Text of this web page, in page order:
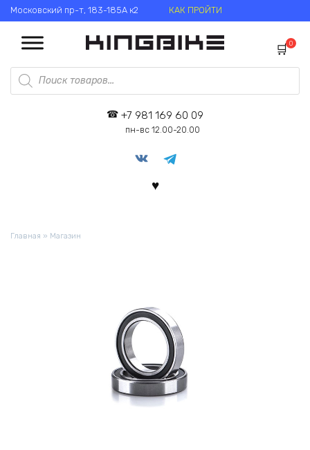
Перейти
к
содержанию
Московский пр-т, 183-185А к2 КАК ПРОЙТИ
Поиск
товаров
0
+7 981 169 60 09
пн-вс 12.00-20.00
Главная » Магазин